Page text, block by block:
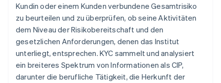
Kundin oder einem Kunden verbundene Gesamtrisiko
zu beurteilen und zu überprüfen, ob seine Aktivitäten
dem Niveau der Risikobereitschaft und den
gesetzlichen Anforderungen, denen das Institut
unterliegt, entsprechen. KYC sammelt und analysiert
ein breiteres Spektrum von Informationen als CIP,
darunter die berufliche Tätigkeit, die Herkunft der